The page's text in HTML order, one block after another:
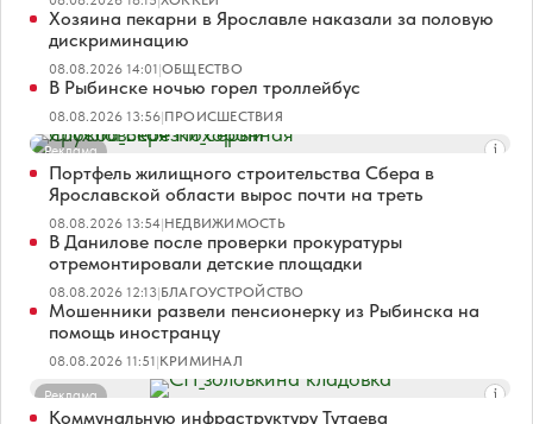
Хозяина пекарни в Ярославле наказали за половую
дискриминацию
08.08.2026 14:01|ОБЩЕСТВО
В Рыбинске ночью горел троллейбус
08.08.2026 13:56|ПРОИСШЕСТВИЯ
Реклама
Портфель жилищного строительства Сбера в
Ярославской области вырос почти на треть
08.08.2026 13:54|НЕДВИЖИМОСТЬ
В Данилове после проверки прокуратуры
отремонтировали детские площадки
08.08.2026 12:13|БЛАГОУСТРОЙСТВО
Мошенники развели пенсионерку из Рыбинска на
помощь иностранцу
08.08.2026 11:51|КРИМИНАЛ
Реклама
Коммунальную инфраструктуру Тутаева